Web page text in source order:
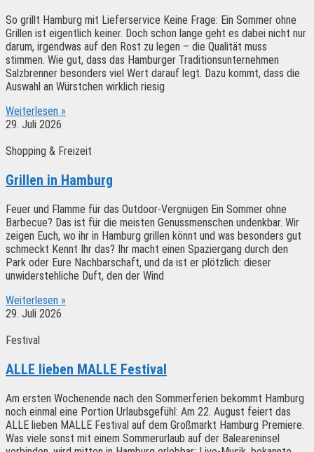
So grillt Hamburg mit Lieferservice Keine Frage: Ein Sommer ohne
Grillen ist eigentlich keiner. Doch schon lange geht es dabei nicht nur
darum, irgendwas auf den Rost zu legen – die Qualität muss
stimmen. Wie gut, dass das Hamburger Traditionsunternehmen
Salzbrenner besonders viel Wert darauf legt. Dazu kommt, dass die
Auswahl an Würstchen wirklich riesig
Weiterlesen »
29. Juli 2026
Shopping & Freizeit
Grillen in Hamburg
Feuer und Flamme für das Outdoor-Vergnügen Ein Sommer ohne
Barbecue? Das ist für die meisten Genussmenschen undenkbar. Wir
zeigen Euch, wo ihr in Hamburg grillen könnt und was besonders gut
schmeckt Kennt Ihr das? Ihr macht einen Spaziergang durch den
Park oder Eure Nachbarschaft, und da ist er plötzlich: dieser
unwiderstehliche Duft, den der Wind
Weiterlesen »
29. Juli 2026
Festival
ALLE lieben MALLE Festival
Am ersten Wochenende nach den Sommerferien bekommt Hamburg
noch einmal eine Portion Urlaubsgefühl: Am 22. August feiert das
ALLE lieben MALLE Festival auf dem Großmarkt Hamburg Premiere.
Was viele sonst mit einem Sommerurlaub auf der Baleareninsel